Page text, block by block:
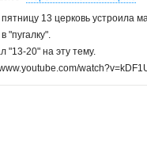
13 церковь устроила
"пугалку".
"13-20" на эту тему.